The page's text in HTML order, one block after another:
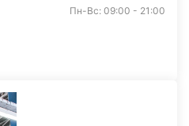
Пн-Вс: 09:00 - 21:00